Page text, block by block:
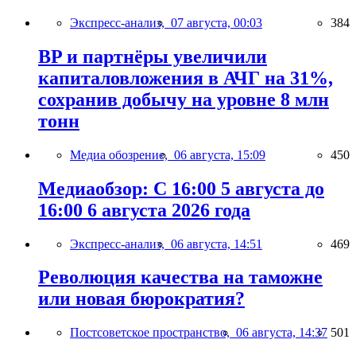
Экспресс-анализ, 07 августа, 00:03 384
BP и партнёры увеличили
капиталовложения в АЧГ на 31%,
сохранив добычу на уровне 8 млн
тонн
Медиа обозрение, 06 августа, 15:09 450
Медиаобзор: С 16:00 5 августа до
16:00 6 августа 2026 года
Экспресс-анализ, 06 августа, 14:51 469
Революция качества на таможне
или новая бюрократия?
Постсоветское пространство, 06 августа, 14:37 501